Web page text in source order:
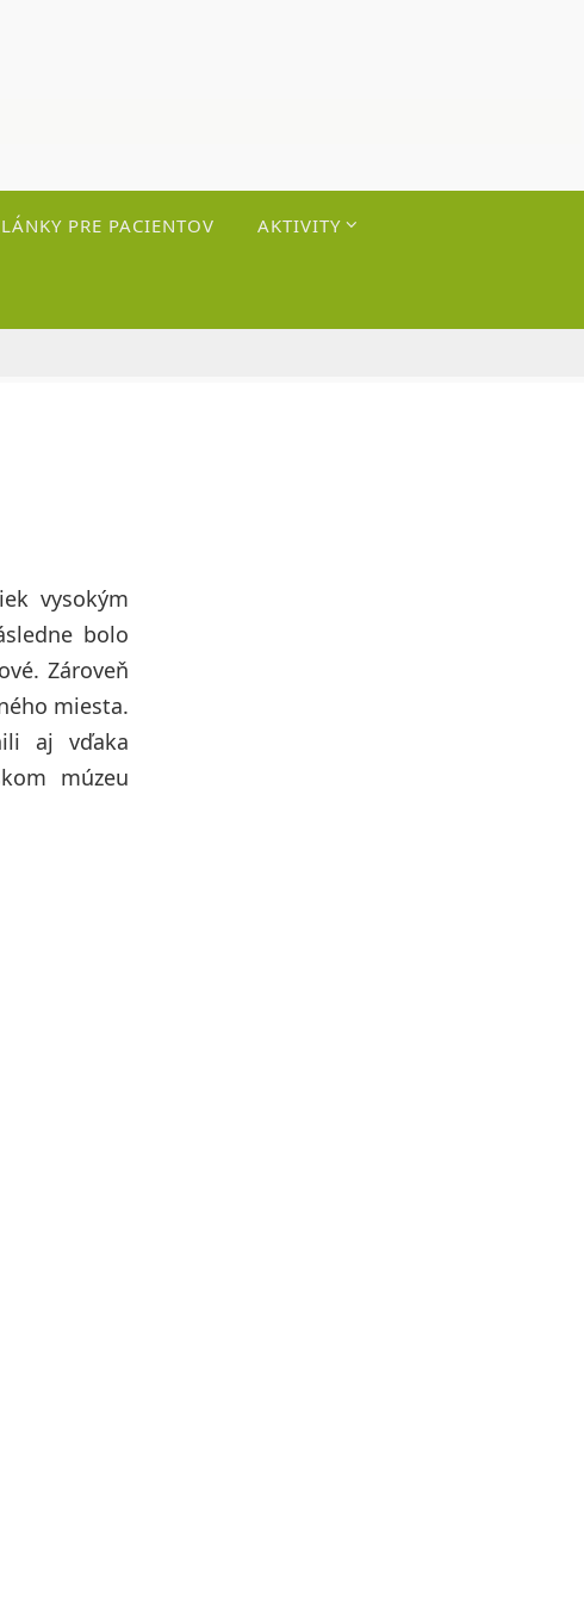
PRE PACIENTOV AKTIVITY
vysokým
bolo
Zároveň
miesta.
aj vďaka
múzeu